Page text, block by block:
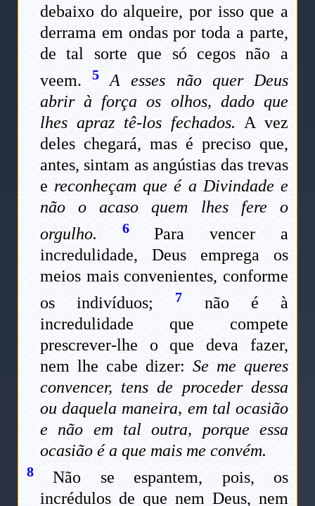
debaixo do alqueire, por isso que a
derrama em ondas por toda a parte,
de tal sorte que só cegos não a
veem.5
A esses não quer Deus
abrir à força os olhos, dado que
lhes apraz tê-los fechados. A vez
deles chegará, mas é preciso que,
antes, sintam as angústias das trevas
e reconheçam que é a Divindade e
não o acaso quem lhes fere o
orgulho.
6Para vencer a
incredulidade, Deus emprega os
meios mais convenientes, conforme
os indivíduos;
7
não é à
incredulidade que compete
prescrever-lhe o que deva fazer,
nem lhe cabe dizer: Se me queres
convencer, tens de proceder dessa
ou daquela maneira, em tal ocasião
e não em tal outra, porque essa
ocasião é a que mais me convém.
8 Não se espantem, pois, os
incrédulos de que nem Deus, nem